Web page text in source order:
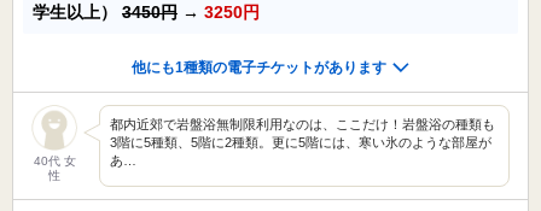
学生以上） 3450円 → 3250円
他にも1種類の電子チケットがあります
40代 女
性
都内近郊で岩盤浴無制限利用なのは、ここだけ！岩盤浴の種類も
3階に5種類、5階に2種類。更に5階には、寒い氷のような部屋が
あ…